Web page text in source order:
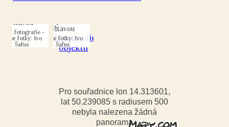
Vltavou
Autor fotky: Ivo
Šafus
Vltavou
Autor fotky: Ivo
Šafus
Pro souřadnice lon 14.313601,
lat 50.239085 s radiusem 500
nebyla nalezena žádná
panorama